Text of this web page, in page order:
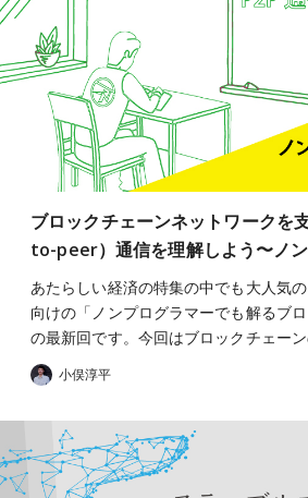
ブロックチェーンネットワークを
to-peer）通信を理解しよう〜ノ
あたらしい経済の特集の中でも大人気
向けの「ノンプログラマーでも解るブロ
の最新回です。今回はブロックチェー
小俣淳平